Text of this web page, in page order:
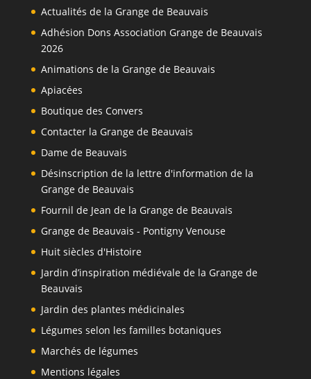
Actualités de la Grange de Beauvais
Adhésion Dons Association Grange de Beauvais
2026
Animations de la Grange de Beauvais
Apiacées
Boutique des Convers
Contacter la Grange de Beauvais
Dame de Beauvais
Désinscription de la lettre d'information de la
Grange de Beauvais
Fournil de Jean de la Grange de Beauvais
Grange de Beauvais - Pontigny Venouse
Huit siècles d'Histoire
Jardin d’inspiration médiévale de la Grange de
Beauvais
Jardin des plantes médicinales
Légumes selon les familles botaniques
Marchés de légumes
Mentions légales